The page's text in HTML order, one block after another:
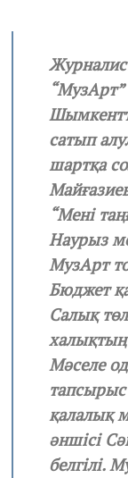
сатып
шартқа
“Мені
Наурыз
МузАрт
Бюджет
Салық
халықтың
Мәселе
қалалық
әншісі
белгілі.